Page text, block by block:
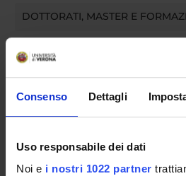
Consenso Dettagli
Uso responsabile dei dati
Noi e i nostri 1022 partner
DOTTORATI, MASTER E
Contatti
Persone
Luoghi
Calendario